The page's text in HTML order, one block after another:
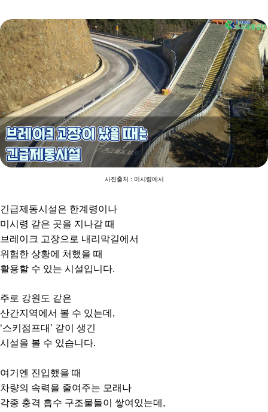
사진출처 : 미시령에서
긴급제동시설은 한계령이나
미시령 같은 곳을 지나갈 때
브레이크 고장으로 내리막길에서
위험한 상황에 처했을 때
활용할 수 있는 시설입니다.
주로 강원도 같은
산간지역에서 볼 수 있는데,
‘스키점프대’ 같이 생긴
시설을 볼 수 있습니다.
여기엔 진입했을 때
차량의 속력을 줄여주는 모래나
각종 충격 흡수 구조물들이 쌓여있는데,